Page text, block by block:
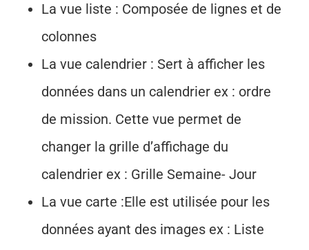
La vue liste : Composée de lignes et de
colonnes
La vue calendrier : Sert à afficher les
données dans un calendrier ex : ordre
de mission. Cette vue permet de
changer la grille d’affichage du
calendrier ex : Grille Semaine- Jour
La vue carte :Elle est utilisée pour les
données ayant des images ex : Liste